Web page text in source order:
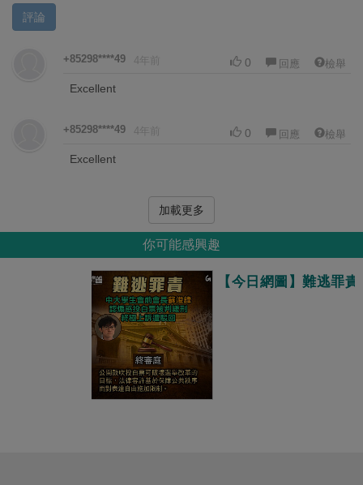
評論
+85298****49 4年前 0 回應 檢舉
Excellent
+85298****49 4年前 0 回應 檢舉
Excellent
加載更多
你可能感興趣
【今日網圖】難逃罪責